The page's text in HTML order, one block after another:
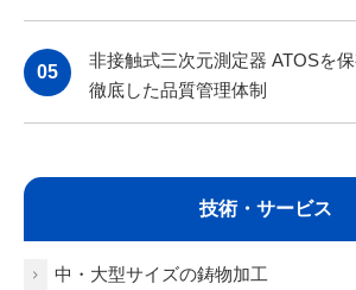
05
非接触式三次元測定器 ATOSを
徹底した品質管理体制
技術・サービス
中・大型サイズの鋳物加工